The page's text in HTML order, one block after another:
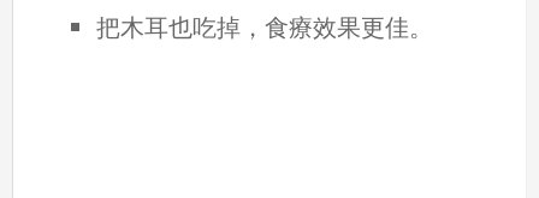
把木耳也吃掉，食療效果更佳。